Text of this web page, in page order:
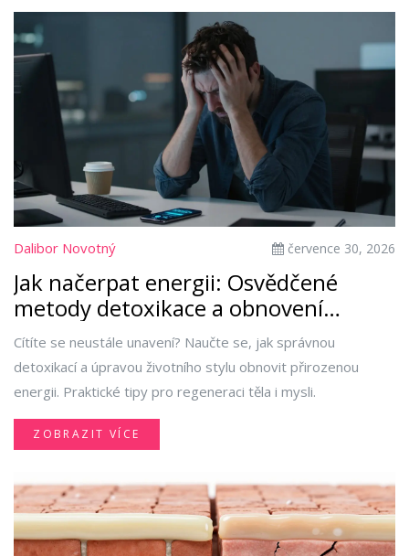
Dalibor Novotný července 30, 2026
Jak načerpat energii: Osvědčené
metody detoxikace a obnovení
vitality
Cítíte se neustále unavení? Naučte se, jak správnou
detoxikací a úpravou životního stylu obnovit přirozenou
energii. Praktické tipy pro regeneraci těla i mysli.
ZOBRAZIT VÍCE